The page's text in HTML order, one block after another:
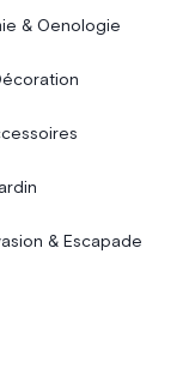
& Oenologie
& Escapade